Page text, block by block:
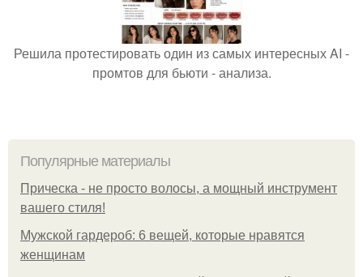
Решила протестировать один из самых интересных AI -
промтов для бьюти - анализа.
Популярные материалы
Прическа - не просто волосы, а мощный инструмент
вашего стиля!
Мужской гардероб: 6 вещей, которые нравятся
женщинам